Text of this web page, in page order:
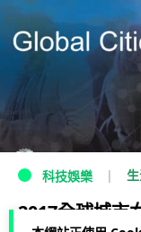
科技娛樂
2017全球城